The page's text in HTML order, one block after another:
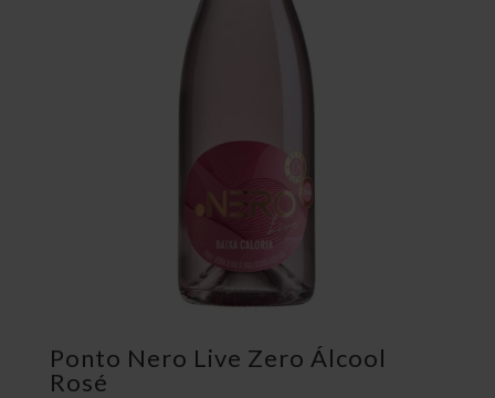
Ponto Nero Live Zero Álcool
Rosé